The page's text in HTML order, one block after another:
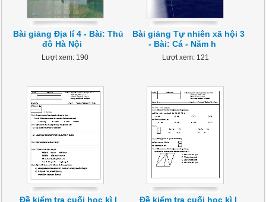
Bài giảng Địa lí 4 - Bài: Thủ
đô Hà Nội
Lượt xem: 190
Bài giảng Tự nhiên xã hội 3
- Bài: Cá - Năm h
Lượt xem: 121
Đề kiểm tra cuối học kì I
Đề kiểm tra cuối học kì I